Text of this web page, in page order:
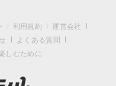
利用規約
運営会社
よくある質問
しむために